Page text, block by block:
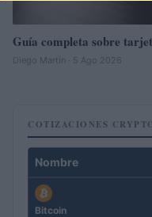
Guía completa sobre
Diego Martín · 5 Ago 2026
COTIZACIONES
Nombre
Bitcoin